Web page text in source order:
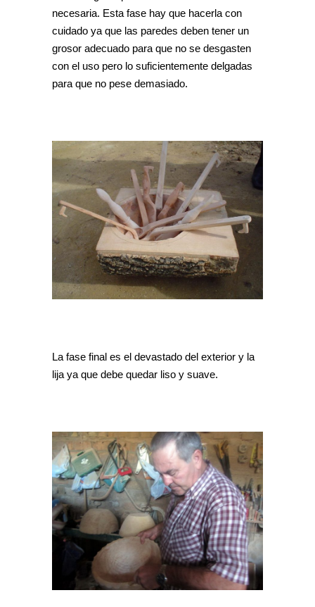
necesaria. Esta fase hay que hacerla con
cuidado ya que las paredes deben tener un
grosor adecuado para que no se desgasten
con el uso pero lo suficientemente delgadas
para que no pese demasiado.
La fase final es el devastado del exterior y la
lija ya que debe quedar liso y suave.